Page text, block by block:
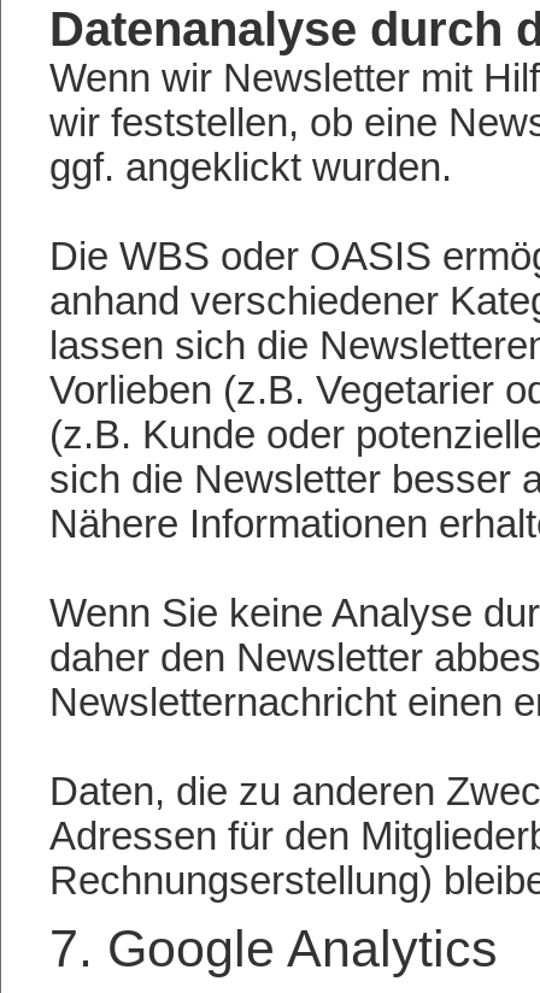
Datenanalyse durch
Wenn wir Newsletter mit
wir feststellen, ob eine
ggf. angeklickt wurden.
Die WBS oder OASIS
anhand verschiedener
lassen sich die
Vorlieben (z.B. Vegetarier
(z.B. Kunde oder
sich die Newsletter besser
Nähere Informationen
Wenn Sie keine Analyse
daher den Newsletter
Newsletternachricht einen
Daten, die zu anderen
Adressen für den
Rechnungserstellung)
7. Google Analytics